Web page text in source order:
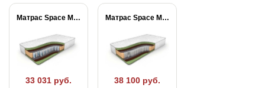
Матрас Space Massage...
33 031 руб.
Матрас Space Massage...
38 100 руб.